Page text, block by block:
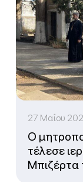
27 Μαΐου
Ο
τέλεσε
Μπιζέρτα